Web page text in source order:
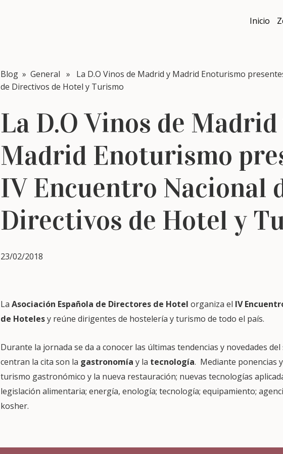
Inicio
Blog » General » La D.O Vinos de Madrid y Madrid Enoturismo
de Directivos de Hotel y Turismo
La D.O Vinos de
Madrid Enoturismo
IV Encuentro Nacional
Directivos de Hotel y
23/02/2018
La Asociación Española de Directores de Hotel organiza el IV
de Hotelesy reúne dirigentes de hostelería y turismo de todo el país.
Durante la jornada se da a conocer las últimas tendencias y novedades
centran la cita son la gastronomía y la tecnología. Mediante ponencias
turismo gastronómico y la nueva restauración; nuevas tecnologías
legislación alimentaria; energía, enología; tecnología; equipamiento;
kosher.